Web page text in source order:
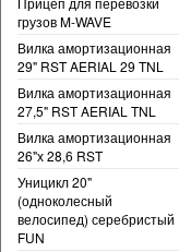
грузов M-WAVE
Вилка амортизационная
29" RST AERIAL 29 TNL
Вилка амортизационная
27,5" RST AERIAL TNL
Вилка амортизационная
26"х 28,6 RST
Уницикл 20"
(одноколесный
велосипед) серебристый
FUN